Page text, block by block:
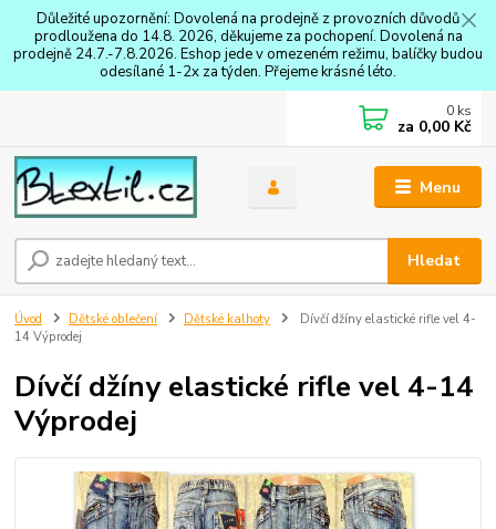
Důležité upozornění: Dovolená na prodejně z provozních důvodů
prodloužena do 14.8. 2026, děkujeme za pochopení. Dovolená na
prodejně 24.7.-7.8.2026. Eshop jede v omezeném režimu, balíčky budou
odesílané 1-2x za týden. Přejeme krásné léto.
Menu
Hledat
0 ks
za 0,00 Kč
Úvod Dětské oblečení Dětské kalhoty
Dívčí džíny elastické rifle vel 4-
14 Výprodej
Dívčí džíny elastické rifle vel 4-14
Výprodej